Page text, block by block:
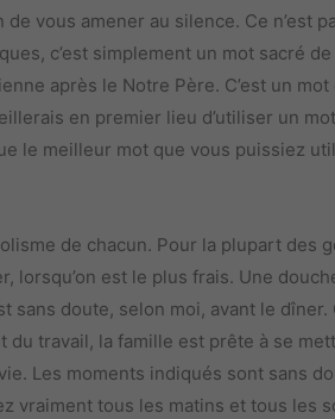
vous amener au silence. Ce n’est
c’est simplement un mot sacré
après le Notre Père. C’est un
en premier lieu d’utiliser un
le meilleur mot que vous puissiez
de chacun. Pour la plupart des
lorsqu’on est le plus frais. Une
doute, selon moi, avant le dîner.
travail, la famille est prête à se
Les moments indiqués sont sans
vraiment tous les matins et tous les